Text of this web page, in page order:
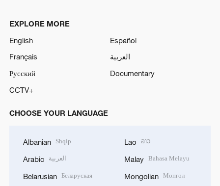
EXPLORE MORE
English
Español
Français
العربية
Русский
Documentary
CCTV+
CHOOSE YOUR LANGUAGE
Albanian Shqip
Arabic العربية
Belarusian Беларуская
Lao ລາວ
Malay Bahasa Melayu
Mongolian Монгол